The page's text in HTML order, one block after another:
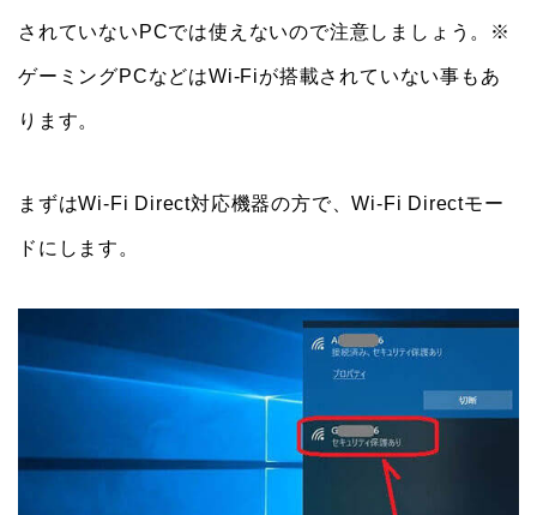
されていないPCでは使えないので注意しましょう。※
ゲーミングPCなどはWi-Fiが搭載されていない事もあ
ります。
まずはWi-Fi Direct対応機器の方で、Wi-Fi Directモー
ドにします。